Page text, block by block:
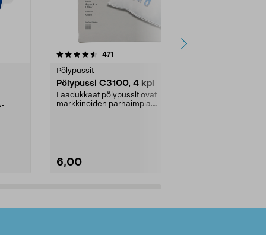
471
Pölypussit
Pölypussi C3100, 4 kpl
Laadukkaat pölypussit ovat
markkinoiden parhaimpia.
6,00
4.5viidestä